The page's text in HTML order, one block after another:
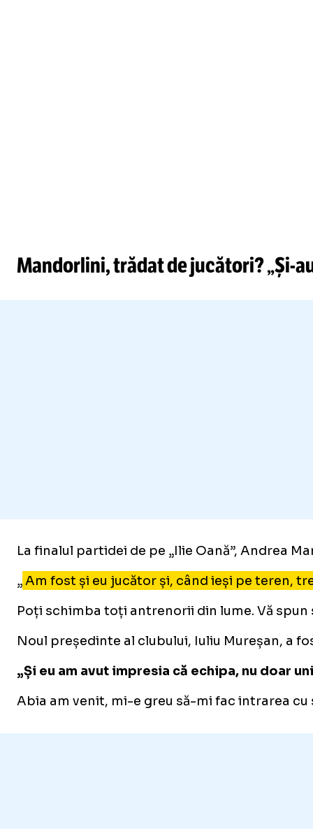
Mandorlini, trădat de jucători? „Și-
La finalul partidei de pe „Ilie Oană”, Andrea
„Am fost și eu jucător și, când ieși pe teren,
Poți schimba toți antrenorii din lume. Vă
Noul președinte al clubului, Iuliu Mureșan, a
„Și eu am avut impresia că echipa, nu doar
Abia am venit, mi-e greu să-mi fac intrarea